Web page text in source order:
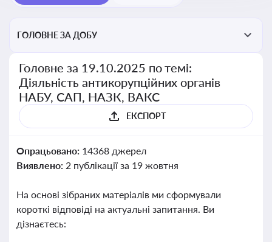
ГОЛОВНЕ ЗА ДОБУ
Головне за 19.10.2025 по темі:
Діяльність антикорупційних органів
НАБУ, САП, НАЗК, ВАКС
ЕКСПОРТ
Опрацьовано: 14368 джерел
Виявлено: 2 публікації за 19 жовтня
На основі зібраних матеріалів ми сформували
короткі відповіді на актуальні запитання. Ви
дізнаєтесь: